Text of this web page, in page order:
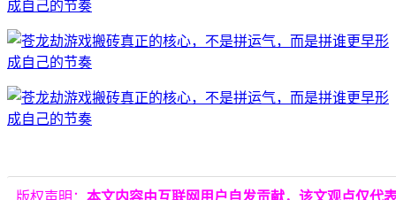
版权声明： 本文内容由互联网用户自发贡献，该文观点仅代